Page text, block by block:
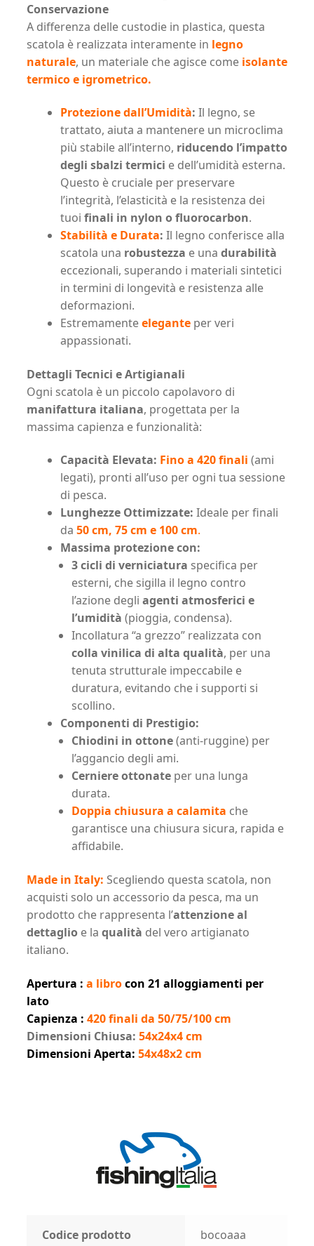
Conservazione
A differenza delle custodie in plastica, questa
scatola è realizzata interamente in legno
naturale, un materiale che agisce come isolante
termico e igrometrico.
Protezione dall’Umidità: Il legno, se
trattato, aiuta a mantenere un microclima
più stabile all’interno, riducendo l’impatto
degli sbalzi termici e dell’umidità esterna.
Questo è cruciale per preservare
l’integrità, l’elasticità e la resistenza dei
tuoi finali in nylon o fluorocarbon.
Stabilità e Durata: Il legno conferisce alla
scatola una robustezza e una durabilità
eccezionali, superando i materiali sintetici
in termini di longevità e resistenza alle
deformazioni.
Estremamenteeleganteper veri
appassionati.
Dettagli Tecnici e Artigianali
Ogni scatola è un piccolo capolavoro di
manifattura italiana, progettata per la
massima capienza e funzionalità:
Capacità Elevata: Fino a 420 finali (ami
legati), pronti all’uso per ogni tua sessione
di pesca.
Lunghezze Ottimizzate: Ideale per finali
da 50 cm, 75 cm e 100 cm.
Massima protezione con:
3 cicli di verniciatura specifica per
esterni, che sigilla il legno contro
l’azione degli agenti atmosferici e
l’umidità (pioggia, condensa).
Incollatura “a grezzo” realizzata con
colla vinilica di alta qualità, per una
tenuta strutturale impeccabile e
duratura, evitando che i supporti si
scollino.
Componenti di Prestigio:
Chiodini in ottone(anti-ruggine) per
l’aggancio degli ami.
Cerniere ottonateper una lunga
durata.
Doppia chiusura a calamita che
garantisce una chiusura sicura, rapida e
affidabile.
Made in Italy: Scegliendo questa scatola, non
acquisti solo un accessorio da pesca, ma un
prodotto che rappresenta l’attenzione al
dettaglioe la qualità del vero artigianato
italiano.
Apertura : a librocon 21 alloggiamenti per
lato
Capienza : 420 finali da 50/75/100 cm
Dimensioni Chiusa: 54x24x4 cm
Dimensioni Aperta: 54x48x2 cm
Codice prodotto bocoaaa